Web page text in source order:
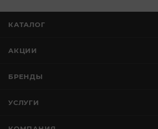
КАТАЛОГ
АКЦИИ
БРЕНДЫ
УСЛУГИ